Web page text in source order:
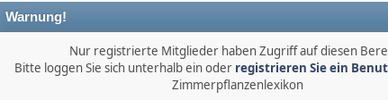
Warnung!
Nur registrierte Mitglieder haben Zugriff auf diesen
Bitte loggen Sie sich unterhalb ein oder registrieren Sie ein
Zimmerpflanzenlexikon